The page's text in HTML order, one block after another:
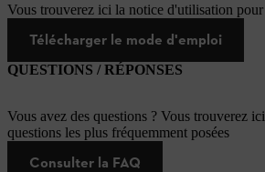
Vous trouverez ici la notice d'utilisation
Télécharger le mode d'emploi
QUESTIONS / RÉPONSES
Vous avez des questions ? Vous trouverez
questions les plus fréquemment posées
Consulter la FAQ